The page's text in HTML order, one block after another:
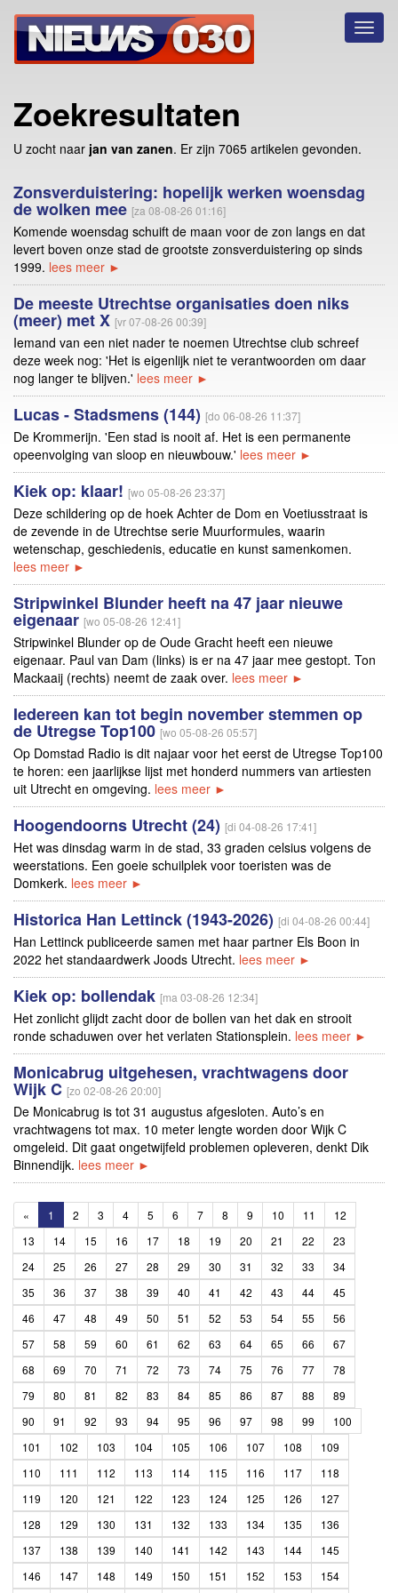
Zoekresultaten
U zocht naar jan van zanen. Er zijn 7065 artikelen gevonden.
Zonsverduistering: hopelijk werken woensdag
de wolken mee [za 08-08-26 01:16]
Komende woensdag schuift de maan voor de zon langs en dat
levert boven onze stad de grootste zonsverduistering op sinds
1999. lees meer ►
De meeste Utrechtse organisaties doen niks
(meer) met X [vr 07-08-26 00:39]
Iemand van een niet nader te noemen Utrechtse club schreef
deze week nog: 'Het is eigenlijk niet te verantwoorden om daar
nog langer te blijven.' lees meer ►
Lucas - Stadsmens (144) [do 06-08-26 11:37]
De Krommerijn. 'Een stad is nooit af. Het is een permanente
opeenvolging van sloop en nieuwbouw.' lees meer ►
Kiek op: klaar! [wo 05-08-26 23:37]
Deze schildering op de hoek Achter de Dom en Voetiusstraat is
de zevende in de Utrechtse serie Muurformules, waarin
wetenschap, geschiedenis, educatie en kunst samenkomen.
lees meer ►
Stripwinkel Blunder heeft na 47 jaar nieuwe
eigenaar [wo 05-08-26 12:41]
Stripwinkel Blunder op de Oude Gracht heeft een nieuwe
eigenaar. Paul van Dam (links) is er na 47 jaar mee gestopt. Ton
Mackaaij (rechts) neemt de zaak over. lees meer ►
Iedereen kan tot begin november stemmen op
de Utregse Top100 [wo 05-08-26 05:57]
Op Domstad Radio is dit najaar voor het eerst de Utregse Top100
te horen: een jaarlijkse lijst met honderd nummers van artiesten
uit Utrecht en omgeving. lees meer ►
Hoogendoorns Utrecht (24) [di 04-08-26 17:41]
Het was dinsdag warm in de stad, 33 graden celsius volgens de
weerstations. Een goeie schuilplek voor toeristen was de
Domkerk. lees meer ►
Historica Han Lettinck (1943-2026) [di 04-08-26 00:44]
Han Lettinck publiceerde samen met haar partner Els Boon in
2022 het standaardwerk Joods Utrecht. lees meer ►
Kiek op: bollendak [ma 03-08-26 12:34]
Het zonlicht glijdt zacht door de bollen van het dak en strooit
ronde schaduwen over het verlaten Stationsplein. lees meer ►
Monicabrug uitgehesen, vrachtwagens door
Wijk C [zo 02-08-26 20:00]
De Monicabrug is tot 31 augustus afgesloten. Auto’s en
vrachtwagens tot max. 10 meter lengte worden door Wijk C
omgeleid. Dit gaat ongetwijfeld problemen opleveren, denkt Dik
Binnendijk. lees meer ►
« 1 2 3 4 5 6 7 8 9 10 11
12
13
14 15 16 17 18 19 20 21 22
23
24
25 26 27 28 29 30 31 32 33
34
35
36 37 38 39 40 41 42 43 44
45
46
47 48 49 50 51 52 53 54 55
56
57
58 59 60 61 62 63 64 65 66
67
68
69 70 71 72 73 74 75 76 77
78
79
80 81 82 83 84 85 86 87 88
89
90
91 92 93 94 95 96 97 98 99
100
101
102 103 104 105 106 107 108
109
110
111 112 113 114 115 116 117
118
119
120 121 122 123 124 125 126
127
128
129 130 131 132 133 134 135
136
137
138 139 140 141 142 143 144
145
146
147 148 149 150 151 152 153 154